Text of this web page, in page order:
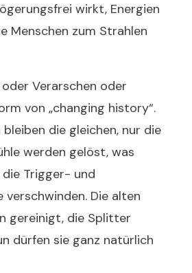
wirkt, Energien
Menschen zum Strahlen
Verarschen oder
von „changing history“.
die gleichen, nur die
werden gelöst, was
Trigger- und
verschwinden. Die alten
gereinigt, die Splitter
dürfen sie ganz natürlich